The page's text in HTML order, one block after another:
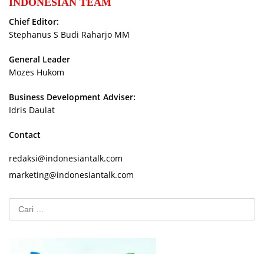
Chief Editor:
Stephanus S Budi Raharjo MM
General Leader
Mozes Hukom
Business Development Adviser:
Idris Daulat
Contact
redaksi@indonesiantalk.com
marketing@indonesiantalk.com
Cari
untuk: